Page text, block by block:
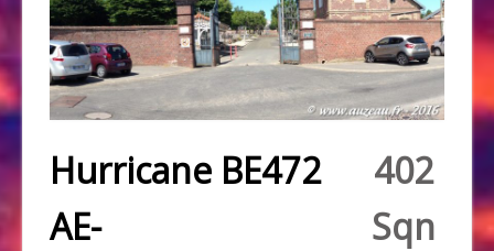
Hurricane BE472
AE-
402
Sqn